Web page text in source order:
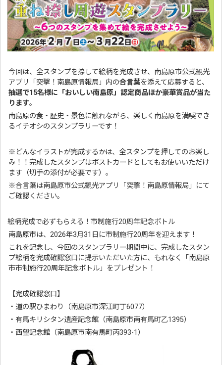
今回は、全スタンプを捺して絵柄を完成させ、南島原市公式観光
アプリ「突撃！南島原情報局」内の合言葉を添えて応募すると、
抽選で15名様に「おいしい南島原」認定商品ほか豪華賞品が当た
ります。
南島原の食・歴史・景色に触れながら、楽しく南島原を満喫でき
るイチオシのスタンプラリーです！
※どんなイラストが完成するかは、全スタンプを押してのお楽し
み！！完成したスタンプはポストカードとしてもお使いいただけ
ます（切手の添付が必要です）。
※合言葉は南島原市公式観光アプリ「突撃！南島原情報局」にて
ご確認ください。
絵柄完成で必ずもらえる！市制施行20周年記念ボトル
南島原市は、2026年3月31日に市制施行20周年を迎えます！
これを記念し、今回のスタンプラリー期間中に、完成したスタン
プ絵柄を完成確認窓口に提示いただいた方に、もれなく「南島原
市市制施行20周年記念ボトル」をプレゼント！
【完成確認窓口】
・道の駅ひまわり（南島原市深江町丁6077）
・有馬キリシタン遺産記念館（南島原市南有馬町乙1395）
・西望記念館（南島原市南有馬町丙393-1）